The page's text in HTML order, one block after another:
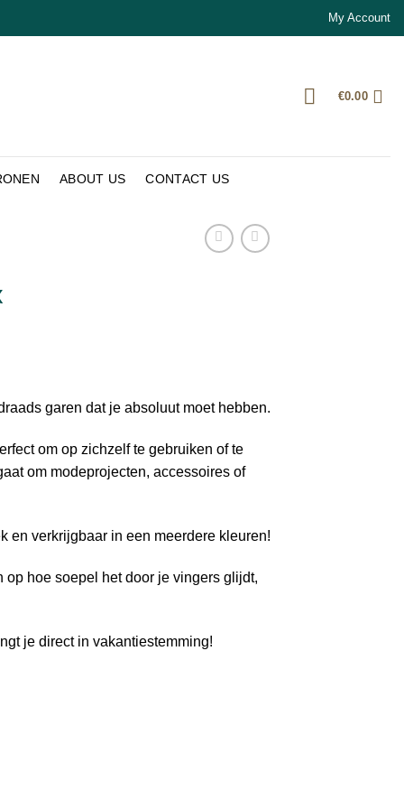
My Account
€0.00
ABOUT US CONTACT US
garen dat je absoluut moet hebben.
om op zichzelf te gebruiken of te
om modeprojecten, accessoires of
en verkrijgbaar in een meerdere kleuren!
hoe soepel het door je vingers glijdt,
je direct in vakantiestemming!